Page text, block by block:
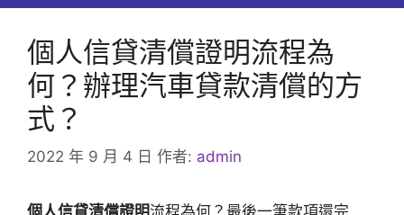
個人信貸清償證明流程為
何？辦理汽車貸款清償的方
式？
2022 年 9 月 4 日 作者: admin
個人信貸清償證明流程為何？最後一筆款項還完